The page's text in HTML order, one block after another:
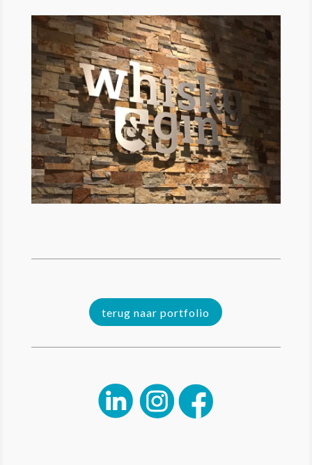
terug naar portfolio